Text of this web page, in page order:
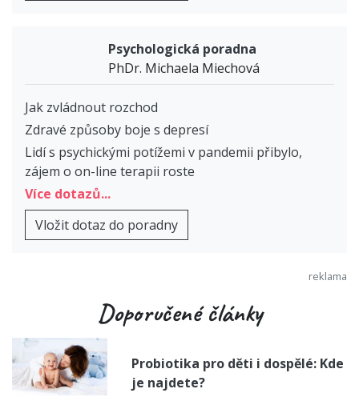
Psychologická poradna
PhDr. Michaela Miechová
Jak zvládnout rozchod
Zdravé způsoby boje s depresí
Lidí s psychickými potížemi v pandemii přibylo,
zájem o on-line terapii roste
Více dotazů...
Vložit dotaz do poradny
Doporučené články
Probiotika pro děti i dospělé: Kde
je najdete?